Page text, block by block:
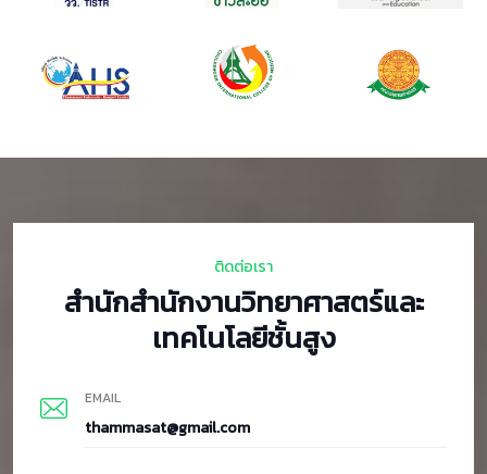
ติดต่อเรา
สำนักสำนักงานวิทยาศาสตร์และ
เทคโนโลยีชั้นสูง
EMAIL
thammasat@gmail.com